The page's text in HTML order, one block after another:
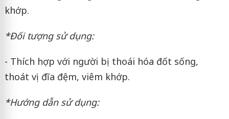
khớp.
*Đối tượng sử dụng:
- Thích hợp với người bị thoái hóa đốt sống,
thoát vị đĩa đệm, viêm khớp.
*Hướng dẫn sử dụng: